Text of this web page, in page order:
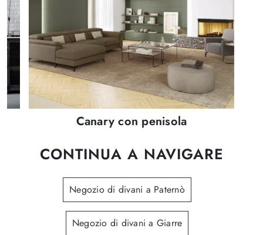
Canary con penisola
CONTINUA A NAVIGARE
Negozio di divani a Paternò
Negozio di divani a Giarre